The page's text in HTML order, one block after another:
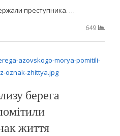
преступника. …
649
берега
життя